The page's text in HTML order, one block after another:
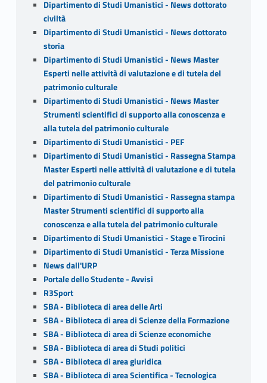
Dipartimento di Studi Umanistici - News dottorato
civiltà
Dipartimento di Studi Umanistici - News dottorato
storia
Dipartimento di Studi Umanistici - News Master
Esperti nelle attività di valutazione e di tutela del
patrimonio culturale
Dipartimento di Studi Umanistici - News Master
Strumenti scientifici di supporto alla conoscenza e
alla tutela del patrimonio culturale
Dipartimento di Studi Umanistici - PEF
Dipartimento di Studi Umanistici - Rassegna Stampa
Master Esperti nelle attività di valutazione e di tutela
del patrimonio culturale
Dipartimento di Studi Umanistici - Rassegna stampa
Master Strumenti scientifici di supporto alla
conoscenza e alla tutela del patrimonio culturale
Dipartimento di Studi Umanistici - Stage e Tirocini
Dipartimento di Studi Umanistici - Terza Missione
News dall'URP
Portale dello Studente - Avvisi
R3Sport
SBA - Biblioteca di area delle Arti
SBA - Biblioteca di area di Scienze della Formazione
SBA - Biblioteca di area di Scienze economiche
SBA - Biblioteca di area di Studi politici
SBA - Biblioteca di area giuridica
SBA - Biblioteca di area Scientifica - Tecnologica